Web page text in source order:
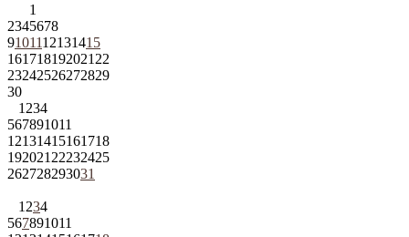
1
2345678
9101112131415
161718192021 22
23242526272829
30
1 234
567891011
12131415161718
192021 22232425
262728293031
1 234
567891011